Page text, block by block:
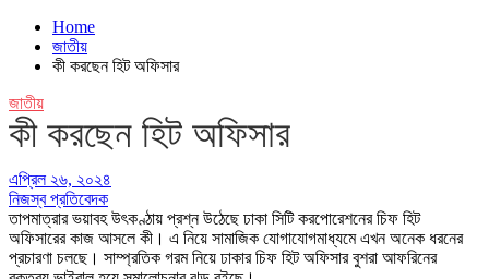
Home
জাতীয়
কী করছেন হিট অফিসার
জাতীয়
কী করছেন হিট অফিসার
এপ্রিল ২৬, ২০২৪
নিজস্ব প্রতিবেদক
তাপমাত্রার ভয়াবহ উৎকণ্ঠায় প্রশ্ন উঠেছে ঢাকা সিটি করপোরেশনের চিফ হিট
অফিসারের কাজ আসলে কী। এ নিয়ে সামাজিক যোগাযোগমাধ্যমে এখন অনেক ধরনের
প্রচারণা চলছে। সাম্প্রতিক গরম নিয়ে ঢাকার চিফ হিট অফিসার বুশরা আফরিনের